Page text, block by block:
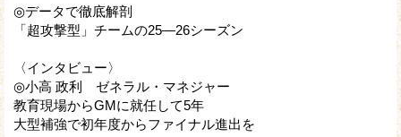
◎データで徹底解剖
「超攻撃型」チームの25―26シーズン
〈インタビュー〉
◎小高 政利 ゼネラル・マネジャー
教育現場からGMに就任して5年
大型補強で初年度からファイナル進出を